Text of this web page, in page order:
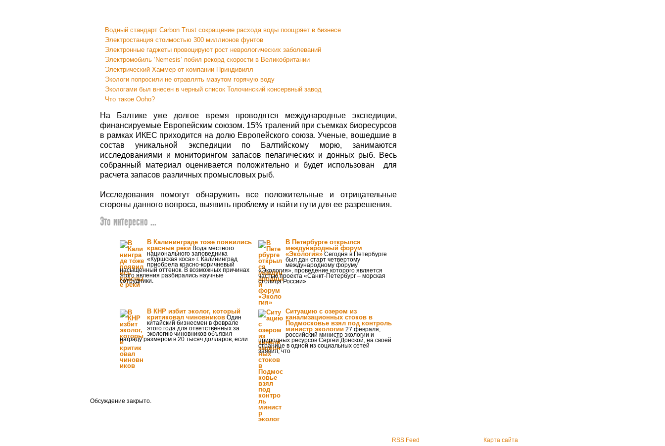
Водный стандарт Carbon Trust сокращение расхода воды поощряет в бизнесе
Электростанция стоимостью 300 миллионов фунтов
Электронные гаджеты провоцируют рост неврологических заболеваний
Электромобиль ‘Nemesis’ побил рекорд скорости в Великобритании
Электрический Хаммер от компании Приндивилл
Экологи попросили не отравлять мазутом горячую воду
Экологами был внесен в черный список Толочинский консервный завод
Что такое Ooho?
На Балтике уже долгое время проводятся международные экспедиции,
финансируемые Европейским союзом. 15% тралений при съемках биоресурсов
в рамках ИКЕС приходится на долю Европейского союза. Ученые, вошедшие в
состав уникальной экспедиции по Балтийскому морю, занимаются
исследованиями и мониторингом запасов пелагических и донных рыб. Весь
собранный материал оценивается положительно и будет использован для
расчета запасов различных промысловых рыб.
Исследования помогут обнаружить все положительные и отрицательные
стороны данного вопроса, выявить проблему и найти пути для ее разрешения.
Это интересно ...
В Калининграде тоже появились
красные реки Вода местного
национального заповедника
«Куршская коса» г. Калининград
приобрела красно-коричневый
насыщенный оттенок. В возможных причинах
этого явления разбирались научные
сотрудники.
В Петербурге открылся
международный форум
«Экология» Сегодня в Петербурге
был дан старт четвертому
международному форуму
«Экология», проведение которого является
частью проекта «Санкт-Петербург – морская
столица России»
В КНР избит эколог, который
критиковал чиновников Один
китайский бизнесмен в феврале
этого года для ответственных за
экологию чиновников объявил
награду размером в 20 тысяч долларов, если
Ситуацию с озером из
канализационных стоков в
Подмосковье взял под контроль
министр экологии 27 февраля,
российский министр экологии и
природных ресурсов Сергей Донской, на своей
странице в одной из социальных сетей
заявил, что
Обсуждение закрыто.
Карта сайта
RSS Feed